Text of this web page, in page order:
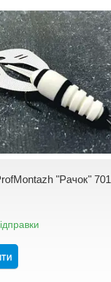
"Рачок" 701